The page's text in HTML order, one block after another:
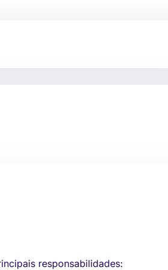
responsabilidades: